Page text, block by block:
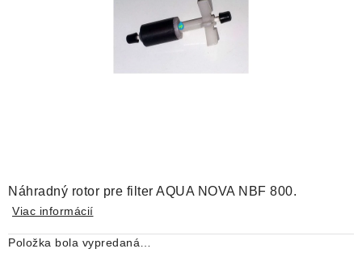
KRMIVÁ A VITAMÍNY
VÝPREDAJ
Náhradný rotor pre filter AQUA NOVA NBF 800.
Viac informácií
Položka bola vypredaná…